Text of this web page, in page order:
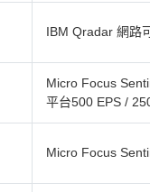
IBM Qradar 網路
Micro Focus
平台500 EPS /
Micro Focus